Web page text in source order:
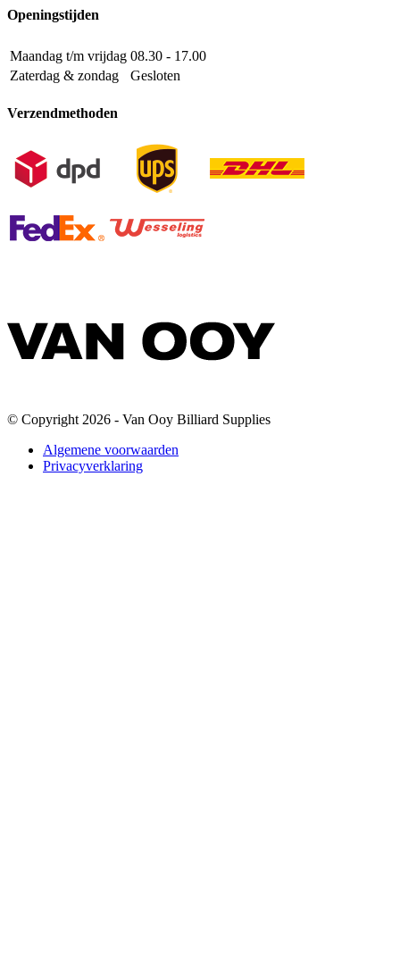
Openingstijden
Maandag t/m vrijdag 08.30 - 17.00
Zaterdag & zondag
Gesloten
Verzendmethoden
© Copyright 2026 - Van Ooy Billiard Supplies
Algemene voorwaarden
Privacyverklaring